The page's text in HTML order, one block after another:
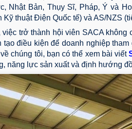
Nhật Bản, Thụy Sĩ, Pháp, Ý và
Kỹ thuật Điện Quốc tế) và AS/NZS
việc trở thành hội viên SACA
tạo điều kiện để doanh nghiệp
chúng tôi, bạn có thể xem bài viết
năng lực sản xuất và định hướng